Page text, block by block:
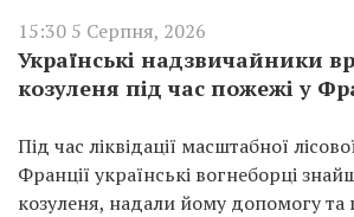
15:30 5 Серпня, 2026
Українські надзвичайники
козуленя під час пожежі у
Під час ліквідації масштабної
Франції українські вогнеборці
козуленя, надали йому допомогу та